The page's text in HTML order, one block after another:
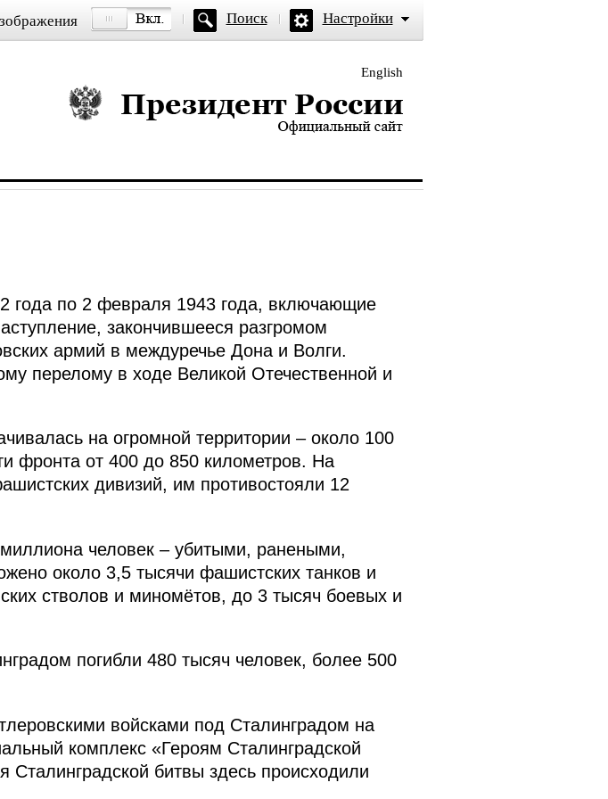
Поиск Настройки
English
Президент России — официальный сайт
года по 2 февраля 1943 года, включающие
закончившееся разгромом
армий в междуречье Дона и Волги.
перелому в ходе Великой Отечественной и
на огромной территории – около 100
фронта от 400 до 850 километров. На
дивизий, им противостояли 12
человек – убитыми, ранеными,
около 3,5 тысячи фашистских танков и
стволов и миномётов, до 3 тысяч боевых и
погибли 480 тысяч человек, более 500
войсками под Сталинградом на
комплекс «Героям Сталинградской
битвы здесь происходили